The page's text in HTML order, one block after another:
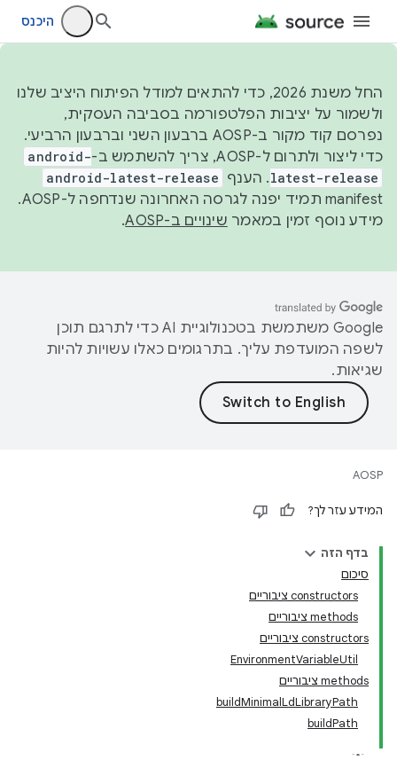
היכנס
החל משנת 2026, כדי להתאים למודל הפיתוח היציב שלנו
ולשמור על יציבות הפלטפורמה בסביבה העסקית,
נפרסם קוד מקור ב-AOSP ברבעון השני וברבעון הרביעי.
כדי ליצור ולתרום ל-AOSP, צריך להשתמש ב-
android-
latest-release. הענף android-latest-release
manifest תמיד יפנה לגרסה האחרונה שנדחפה ל-AOSP.
מידע נוסף זמין במאמר שינויים ב-AOSP .
‫Google משתמשת בטכנולוגיית AI כדי לתרגם תוכן
לשפה המועדפת עליך. בתרגומים כאלו עשויות להיות
שגיאות.
AOSP
המידע עזר לך?
בדף הזה
סיכום
‫constructors ציבוריים
‫methods ציבוריים
‫constructors ציבוריים
EnvironmentVariableUtil
‫methods ציבוריים
buildMinimalLdLibraryPath
buildPath